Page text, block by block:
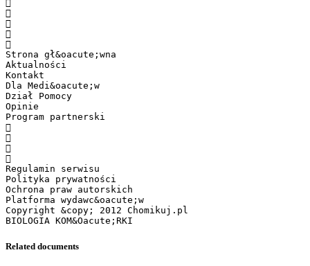





Strona gł&oacute;wna
Aktualności
Kontakt
Dla Medi&oacute;w
Dział Pomocy
Opinie
Program partnerski




Regulamin serwisu
Polityka prywatności
Ochrona praw autorskich
Platforma wydawc&oacute;w
Copyright &copy; 2012 Chomikuj.pl
Related documents